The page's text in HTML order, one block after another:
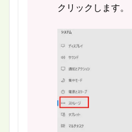
クリックします。